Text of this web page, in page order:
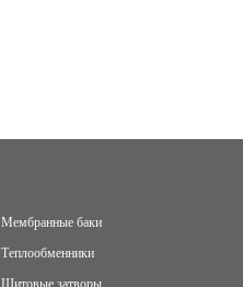
Мембранные баки
Теплообменники
Щитовые затворы